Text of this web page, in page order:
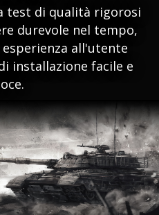
test di qualità rigorosi
durevole nel tempo,
all'utente
installazione facile e